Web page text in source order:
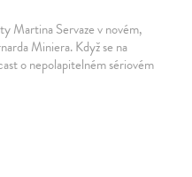
Martina Servaze v novém,
Miniera. Když se na
o nepolapitelném sériovém